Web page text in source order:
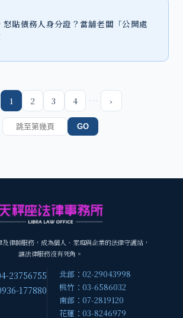
怒貼債務人身分證？當舖老闆「公開處
1 2 3 4 … ›
GO
律師服務，成為個人、家庭與企業的法律守護站，
讓法律服務沒有死角。
23756755
177880
北部：02-29043998
桃竹：03-6586032
南部：07-2819120
花蓮：03-8246979